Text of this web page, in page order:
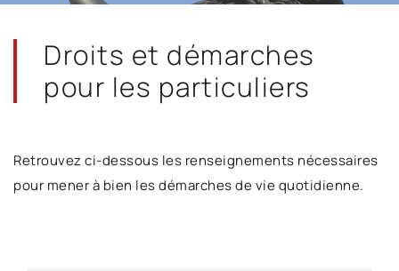
Droits et démarches
pour les particuliers
Retrouvez ci-dessous les renseignements nécessaires
pour mener à bien les démarches de vie quotidienne.